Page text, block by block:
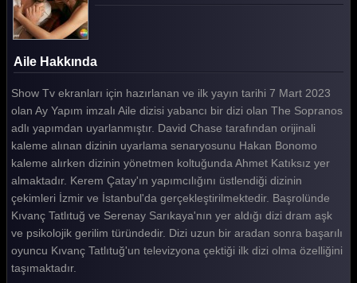
Aile 1. Bölüm
Tüm Bölümleri Göster
Aile Hakkında
Show Tv ekranları için hazırlanan ve ilk yayın tarihi 7 Mart 2023
olan Ay Yapım imzalı Aile dizisi yabancı bir dizi olan The Sopranos
adlı yapımdan uyarlanmıştır. David Chase tarafından orijinali
kaleme alınan dizinin uyarlama senaryosunu Hakan Bonomo
kaleme alırken dizinin yönetmen koltuğunda Ahmet Katıksız yer
almaktadır. Kerem Çatay'ın yapımcılığını üstlendiği dizinin
çekimleri İzmir ve İstanbul'da gerçekleştirilmektedir. Başrolünde
Kıvanç Tatlıtuğ ve Serenay Sarıkaya'nın yer aldığı dizi dram aşk
ve psikolojik gerilim türündedir. Dizi uzun bir aradan sonra başarılı
oyuncu Kıvanç Tatlıtuğ'un televizyona çektiği ilk dizi olma özelliğini
taşımaktadır.